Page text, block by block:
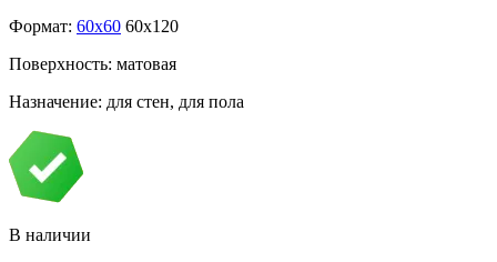
Формат: 60x60 60x120
Поверхность: матовая
Назначение: для стен, для пола
В наличии